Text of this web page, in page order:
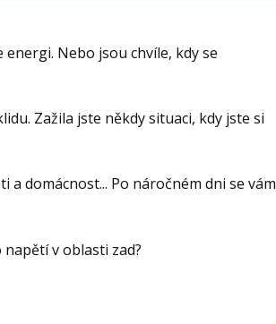
Nebo jsou chvíle, kdy se
Zažila jste někdy situaci, kdy jste si
domácnost... Po náročném dni se vám
v oblasti zad?